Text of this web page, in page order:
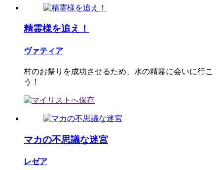
精霊様を追え！
ヴァティア
村のお祭りを成功させるため、水の精霊に会いに行こ
う！
マカの不思議な迷宮
レゼア